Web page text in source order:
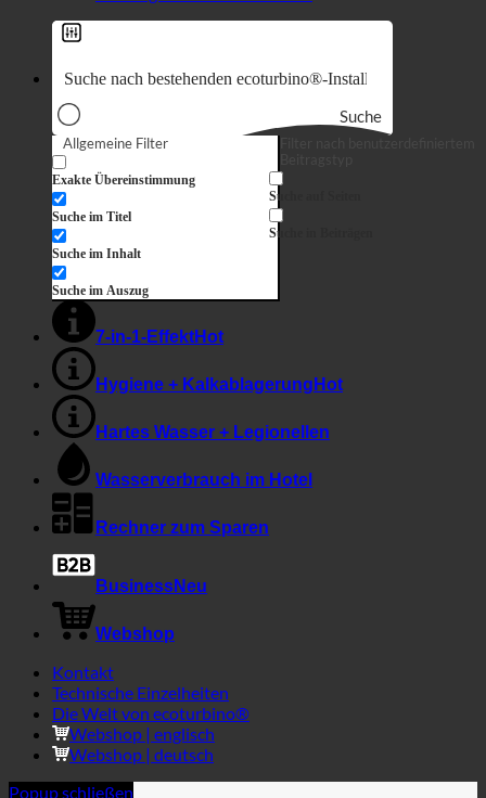
Schweiz
Allgemeine Filter
Exakte Übereinstimmung
Suche im Titel
Suche im Inhalt
Suche im Auszug
Filter nach benutzerdefiniertem
Beitragstyp
Suche auf Seiten
7-in-1-Effekt
Hygiene + Kalkablagerung
Hartes Wasser + Legionellen
Wasserverbrauch im Hotel
Business
Webshop
Kontakt
Technische Einzelheiten
Die Welt von ecoturbino®
Webshop | englisch